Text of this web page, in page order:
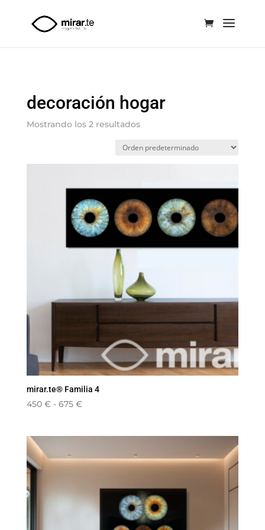
decoración hogar
Mostrando los 2 resultados
mirar.te® Familia 4
450 € - 675 €Rango
450 €